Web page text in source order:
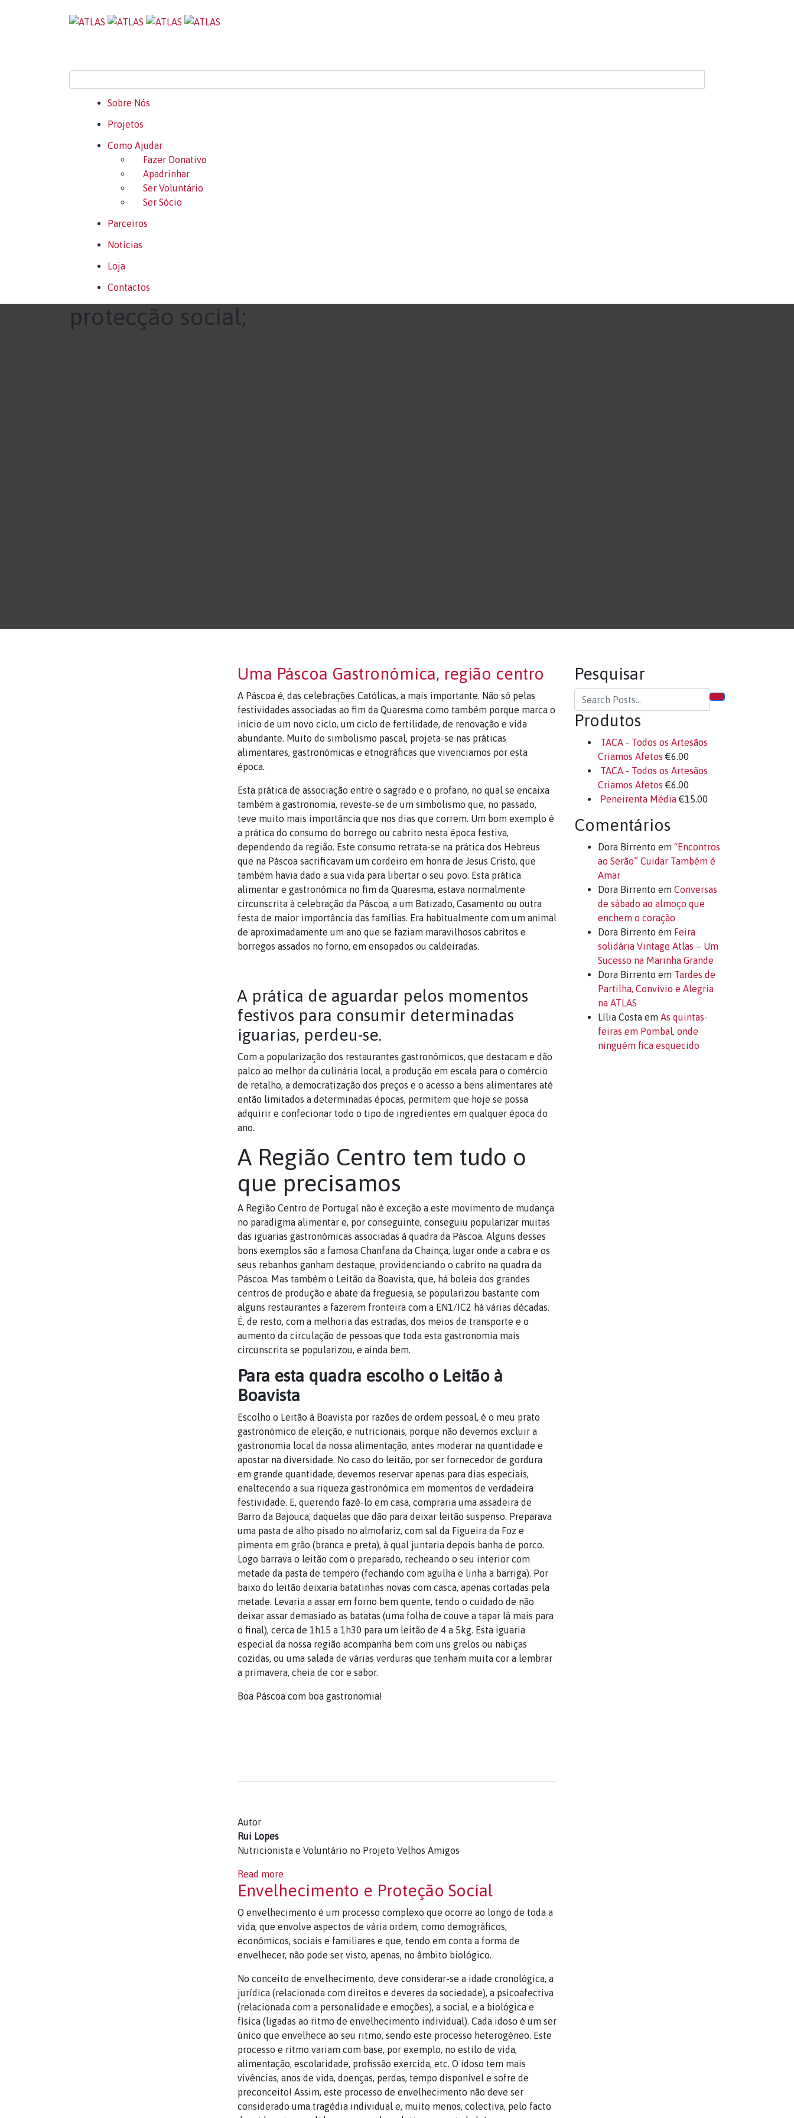
Sobre Nós
Projetos
Como Ajudar
Fazer Donativo
Apadrinhar
Ser Voluntário
Ser Sócio
Parceiros
Notícias
Loja
Contactos
protecção social;
Uma Páscoa Gastronómica, região centro
A Páscoa é, das celebrações Católicas, a mais importante. Não só pelas
festividades associadas ao fim da Quaresma como também porque marca o
início de um novo ciclo, um ciclo de fertilidade, de renovação e vida
abundante. Muito do simbolismo pascal, projeta-se nas práticas
alimentares, gastronómicas e etnográficas que vivenciamos por esta
época.
Esta prática de associação entre o sagrado e o profano, no qual se encaixa
também a gastronomia, reveste-se de um simbolismo que, no passado,
teve muito mais importância que nos dias que correm. Um bom exemplo é
a prática do consumo do borrego ou cabrito nesta época festiva,
dependendo da região. Este consumo retrata-se na prática dos Hebreus
que na Páscoa sacrificavam um cordeiro em honra de Jesus Cristo, que
também havia dado a sua vida para libertar o seu povo. Esta prática
alimentar e gastronómica no fim da Quaresma, estava normalmente
circunscrita à celebração da Páscoa, a um Batizado, Casamento ou outra
festa de maior importância das famílias. Era habitualmente com um animal
de aproximadamente um ano que se faziam maravilhosos cabritos e
borregos assados no forno, em ensopados ou caldeiradas.
A prática de aguardar pelos momentos
festivos para consumir determinadas
iguarias, perdeu-se.
Com a popularização dos restaurantes gastronómicos, que destacam e dão
palco ao melhor da culinária local, a produção em escala para o comércio
de retalho, a democratização dos preços e o acesso a bens alimentares até
então limitados a determinadas épocas, permitem que hoje se possa
adquirir e confecionar todo o tipo de ingredientes em qualquer época do
ano.
A Região Centro tem tudo o
que precisamos
A Região Centro de Portugal não é exceção a este movimento de mudança
no paradigma alimentar e, por conseguinte, conseguiu popularizar muitas
das iguarias gastronómicas associadas à quadra da Páscoa. Alguns desses
bons exemplos são a famosa Chanfana da Chainça, lugar onde a cabra e os
seus rebanhos ganham destaque, providenciando o cabrito na quadra da
Páscoa. Mas também o Leitão da Boavista, que, há boleia dos grandes
centros de produção e abate da freguesia, se popularizou bastante com
alguns restaurantes a fazerem fronteira com a EN1/IC2 há várias décadas.
É, de resto, com a melhoria das estradas, dos meios de transporte e o
aumento da circulação de pessoas que toda esta gastronomia mais
circunscrita se popularizou, e ainda bem.
Para esta quadra escolho o Leitão à
Boavista
Escolho o Leitão à Boavista por razões de ordem pessoal, é o meu prato
gastronómico de eleição, e nutricionais, porque não devemos excluir a
gastronomia local da nossa alimentação, antes moderar na quantidade e
apostar na diversidade. No caso do leitão, por ser fornecedor de gordura
em grande quantidade, devemos reservar apenas para dias especiais,
enaltecendo a sua riqueza gastronómica em momentos de verdadeira
festividade. E, querendo fazê-lo em casa, compraria uma assadeira de
Barro da Bajouca, daquelas que dão para deixar leitão suspenso. Preparava
uma pasta de alho pisado no almofariz, com sal da Figueira da Foz e
pimenta em grão (branca e preta), à qual juntaria depois banha de porco.
Logo barrava o leitão com o preparado, recheando o seu interior com
metade da pasta de tempero (fechando com agulha e linha a barriga). Por
baixo do leitão deixaria batatinhas novas com casca, apenas cortadas pela
metade. Levaria a assar em forno bem quente, tendo o cuidado de não
deixar assar demasiado as batatas (uma folha de couve a tapar lá mais para
o final), cerca de 1h15 a 1h30 para um leitão de 4 a 5kg. Esta iguaria
especial da nossa região acompanha bem com uns grelos ou nabiças
cozidas, ou uma salada de várias verduras que tenham muita cor a lembrar
a primavera, cheia de cor e sabor.
Boa Páscoa com boa gastronomia!
Autor
Rui Lopes
Nutricionista e Voluntário no Projeto Velhos Amigos
Read more
Envelhecimento e Proteção Social
O envelhecimento é um processo complexo que ocorre ao longo de toda a
vida, que envolve aspectos de vária ordem, como demográficos,
económicos, sociais e familiares e que, tendo em conta a forma de
envelhecer, não pode ser visto, apenas, no âmbito biológico.
No conceito de envelhecimento, deve considerar-se a idade cronológica, a
jurídica (relacionada com direitos e deveres da sociedade), a psicoafectiva
(relacionada com a personalidade e emoções), a social, e a biológica e
física (ligadas ao ritmo de envelhecimento individual). Cada idoso é um ser
único que envelhece ao seu ritmo, sendo este processo heterogéneo. Este
processo e ritmo variam com base, por exemplo, no estilo de vida,
alimentação, escolaridade, profissão exercida, etc. O idoso tem mais
vivências, anos de vida, doenças, perdas, tempo disponível e sofre de
preconceito! Assim, este processo de envelhecimento não deve ser
considerado uma tragédia individual e, muito menos, colectiva, pelo facto
Pesquisar
Produtos
TACA - Todos os Artesãos
Criamos Afetos €6.00
TACA - Todos os Artesãos
Criamos Afetos €6.00
Peneirenta Média €15.00
Comentários
Dora Birrento em “Encontros
ao Serão” Cuidar Também é
Amar
Dora Birrento em Conversas
de sábado ao almoço que
enchem o coração
Dora Birrento em Feira
solidária Vintage Atlas – Um
Sucesso na Marinha Grande
Dora Birrento em Tardes de
Partilha, Convívio e Alegria
na ATLAS
Lília Costa em As quintas-
feiras em Pombal, onde
ninguém fica esquecido